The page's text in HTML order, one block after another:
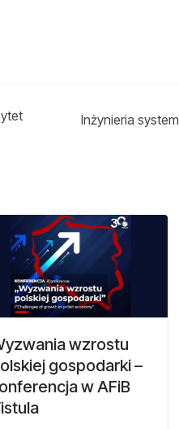
Inżynieria
wzrostu
gospodarki –
w AFiB